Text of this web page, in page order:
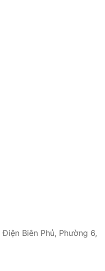
Điện Biên Phủ, Phường 6,